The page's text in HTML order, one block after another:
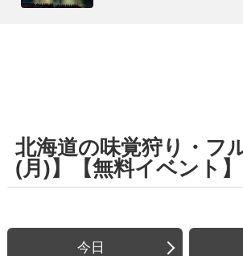
北海道の味覚狩り・フ
(月)】【無料イベント】
今日